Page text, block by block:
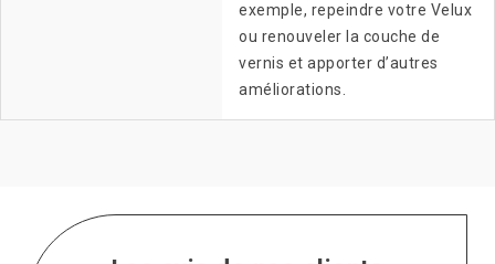
exemple, repeindre votre Velux
ou renouveler la couche de
vernis et apporter d’autres
améliorations.